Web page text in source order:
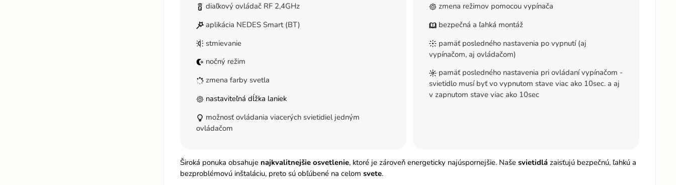
diaľkový ovládač RF 2,4GHz
aplikácia NEDES Smart (BT)
stmievanie
nočný režim
zmena farby svetla
nastaviteľná dĺžka laniek
možnosť ovládania viacerých svietidiel jedným
ovládačom
zmena režimov pomocou vypínača
bezpečná a ľahká montáž
pamäť posledného nastavenia po vypnutí (aj
vypínačom, aj ovládačom)
pamäť posledného nastavenia pri ovládaní vypínačom -
svietidlo musí byť vo vypnutom stave viac ako 10sec. a aj
v zapnutom stave viac ako 10sec
Široká ponuka obsahuje najkvalitnejšie osvetlenie, ktoré je zároveň energeticky najúspornejšie. Naše svietidlázaisťujú bezpečnú, ľahkú a
bezproblémovú inštaláciu, preto sú obľúbené na celom svete.